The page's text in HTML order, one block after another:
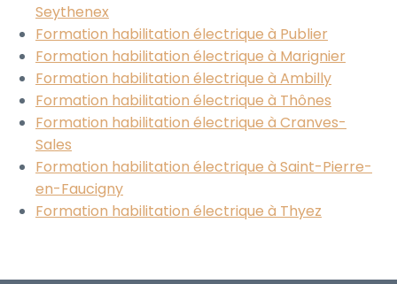
Seythenex
Formation habilitation électrique à Publier
Formation habilitation électrique à Marignier
Formation habilitation électrique à Ambilly
Formation habilitation électrique à Thônes
Formation habilitation électrique à Cranves-
Sales
Formation habilitation électrique à Saint-Pierre-
en-Faucigny
Formation habilitation électrique à Thyez